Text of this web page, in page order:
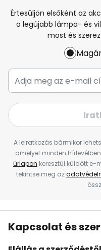
Értesüljön elsőként az
a legújabb lámpa- és
most és
A leiratkozás bármikor
amelyet minden
űrlapon keresztül küldött e-
tekintse meg az
Kapcsolat és